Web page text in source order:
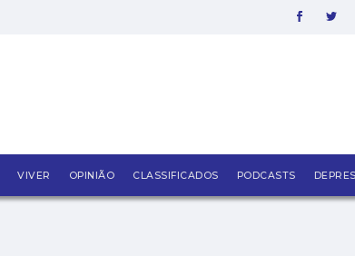
VIVER OPINIÃO CLASSIFICADOS PODCASTS